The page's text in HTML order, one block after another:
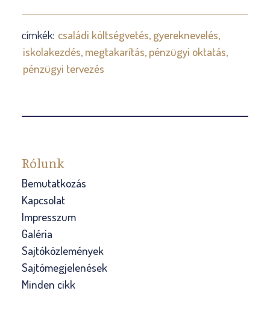
címkék: családi költségvetés gyereknevelés
iskolakezdés megtakarítás pénzügyi oktatás
pénzügyi tervezés
Rólunk
Bemutatkozás
Kapcsolat
Impresszum
Galéria
Sajtóközlemények
Sajtómegjelenések
Minden cikk